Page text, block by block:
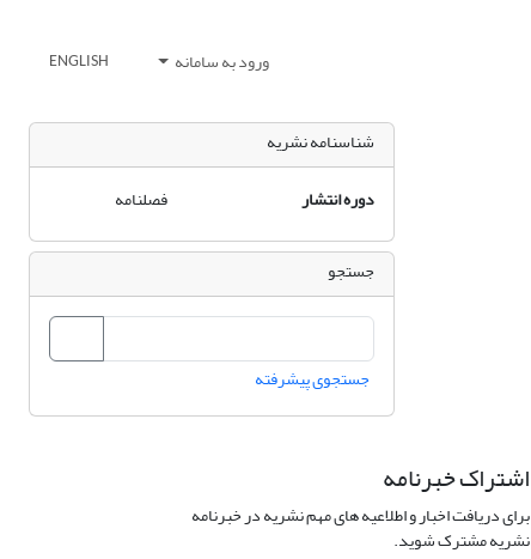
ورود به سامانه ENGLISH
شناسنامه نشریه
دوره انتشار
فصلنامه
جستجو
جستجوی پیشرفته
اشتراک خبرنامه
برای دریافت اخبار و اطلاعیه های مهم نشریه در خبرنامه
نشریه مشترک شوید.